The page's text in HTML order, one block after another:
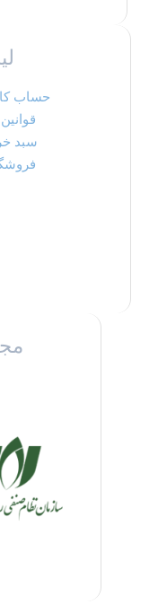
حساب
قوانین ما
سبد خرید